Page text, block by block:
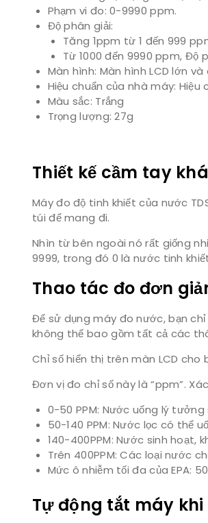
Phạm vi đo: 0-9990 ppm.
Độ phân giải:
Tăng 1ppm từ 1 đến 999
Từ 1000 đến 9990 ppm, Độ
Màn hình: Màn hình LCD lớn và
Hiệu chuẩn của nhà máy:
Màu sắc: Trắng
Trọng lượng: 27g
Thiết kế cầm tay
Máy đo độ tinh khiết của nước
túi để mang đi.
Nhìn từ bên ngoài nó rất giống
9999, trong đó 0 là nước tinh
Thao tác đo đơn
Để sử dụng máy đo nước, bạn
không thể bao gồm tất cả các
Chỉ số hiển thị trên màn LCD
Đơn vị đo chỉ số này là “ppm”.
0-50 PPM: Nước uống lý
50-140 PPM: Nước lọc có thể
140-400PPM: Nước sinh hoạt,
Trên 400PPM: Các loại nước
Mức ô nhiễm tối đa của EPA:
Tự động tắt máy